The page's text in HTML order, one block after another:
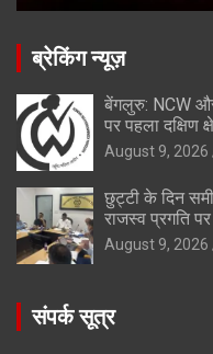
ब्रेकिंग न्यूज़
बेंगलुरु: NCW और
पर पहला दक्षिण
August 9, 2026
छुट्टी के दिन
राजस्व प्रगति
August 9, 2026
संपर्क सूत्र